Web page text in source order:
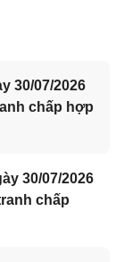
30/07/2026
chấp hợp
30/07/2026
chấp